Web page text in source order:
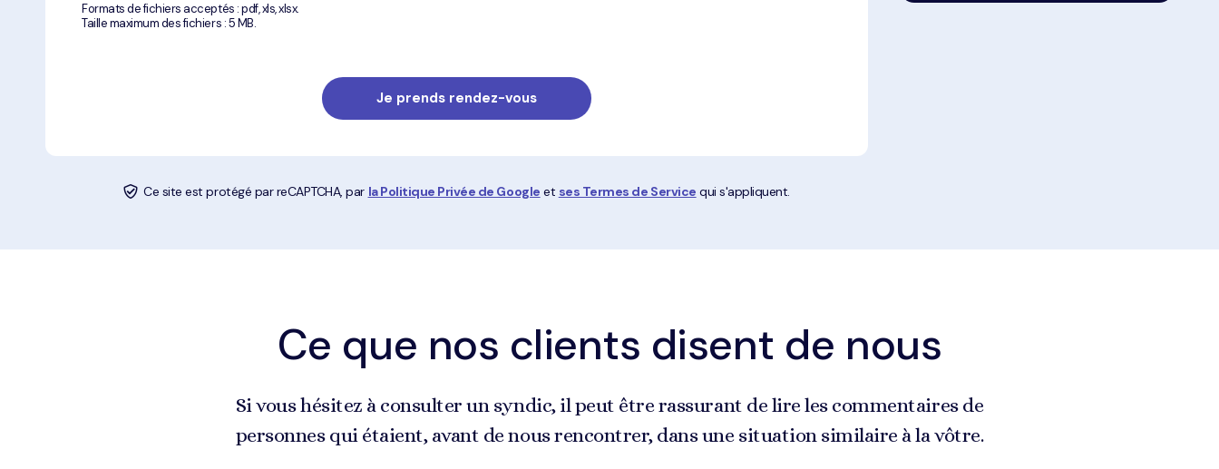
Formats de fichiers acceptés : pdf, xls, xlsx.
Taille maximum des fichiers : 5 MB.
Ce site est protégé par reCAPTCHA, par la Politique Privée de Google et ses Termes de Service qui s'appliquent.
Ce que nos clients disent de nous
Si vous hésitez à consulter un syndic, il peut être rassurant de lire les commentaires de
personnes qui étaient, avant de nous rencontrer, dans une situation similaire à la vôtre.